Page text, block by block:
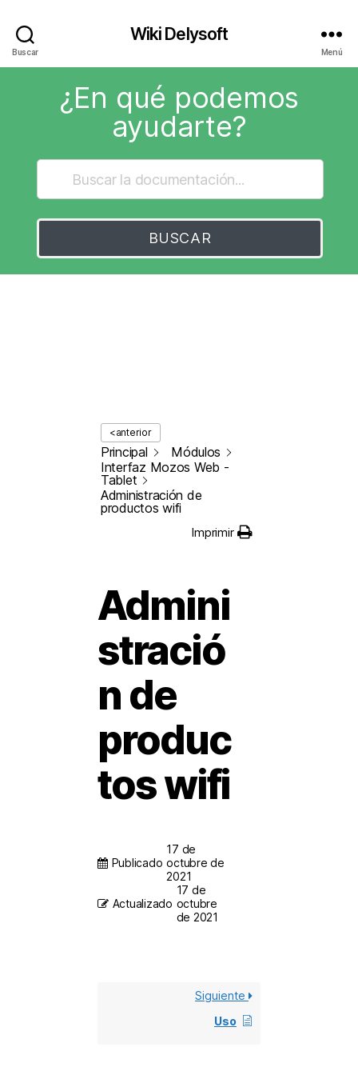
Buscar
Wiki Delysoft
Menú
¿En qué podemos
ayudarte?
BUSCAR
<anterior
Principal
Módulos
Interfaz Mozos Web -
Tablet
Administración de
productos wifi
Imprimir
Admini
stració
n de
produc
tos wifi
Publicado
17 de
octubre de
2021
Actualizado
17 de
octubre
de 2021
Siguiente
Uso